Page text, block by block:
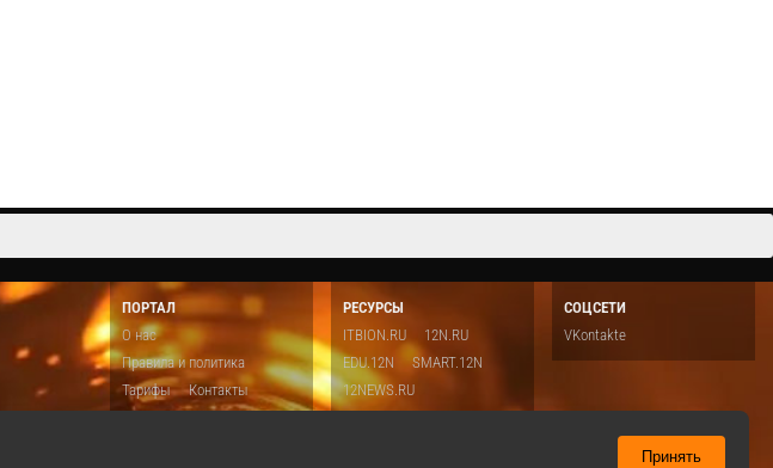
ПОРТАЛ
О нас
Правила и политика
Тарифы
Контакты
РЕСУРСЫ
ITBION.RU
12N.RU
EDU.12N
SMART.12N
12NEWS.RU
СОЦСЕТИ
VKontakte
Принять